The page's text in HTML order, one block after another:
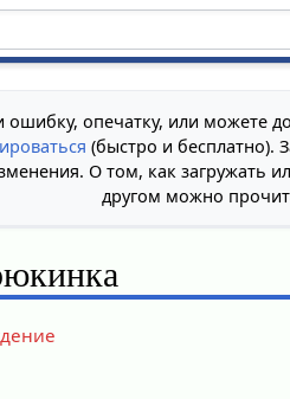
ошибку, опечатку, или можете
(быстро и бесплатно).
О том, как загружать
другом можно